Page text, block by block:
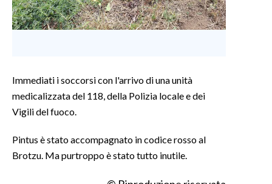
Immediati i soccorsi con l'arrivo di una unità
medicalizzata del 118, della Polizia locale e dei
Vigili del fuoco.
Pintus è stato accompagnato in codice rosso al
Brotzu. Ma purtroppo è stato tutto inutile.